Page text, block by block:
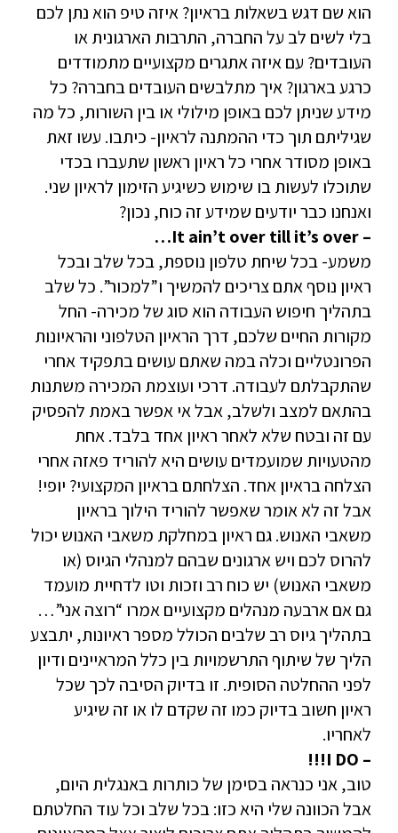
הוא שם דגש בשאלות בראיון? איזה טיפ הוא נתן לכם
בלי לשים לב על החברה, התרבות הארגונית או
העובדים? עם איזה אתגרים מקצועיים מתמודדים
כרגע בארגון? איך מתלבשים העובדים בחברה? כל
מידע שניתן לכם באופן מילולי או בין השורות, כל מה
שגיליתם תוך כדי ההמתנה לראיון- כיתבו. עשו זאת
באופן מסודר אחרי כל ראיון ראשון שתעברו בכדי
שתוכלו לעשות בו שימוש כשיגיע הזימון לראיון שני.
ואנחנו כבר יודעים שמידע זה כוח, נכון?
– It ain’t over till it’s over…
משמע- בכל שיחת טלפון נוספת, בכל שלב ובכל
ראיון נוסף אתם צריכים להמשיך ו”למכור”. כל שלב
בתהליך חיפוש העבודה הוא סוג של מכירה- החל
מקורות החיים שלכם, דרך הראיון הטלפוני והראיונות
הפרונטליים וכלה במה שאתם עושים בתפקיד אחרי
שהתקבלתם לעבודה. דרכי ועוצמת המכירה משתנות
בהתאם למצב ולשלב, אבל אי אפשר באמת להפסיק
עם זה ובטח שלא לאחר ראיון אחד בלבד. אחת
מהטעויות שמועמדים עושים היא להוריד פאזה אחרי
הצלחה בראיון אחד. הצלחתם בראיון המקצועי? יופי!
אבל זה לא אומר שאפשר להוריד הילוך בראיון
משאבי האנוש. גם ראיון במחלקת משאבי האנוש יכול
להרוס לכם ויש ארגונים שבהם למנהלי הגיוס (או
משאבי האנוש) יש כוח רב וזכות וטו לדחיית מועמד
גם אם ארבעה מנהלים מקצועיים אמרו “רוצה אני”…
בתהליך גיוס רב שלבים הכולל מספר ראיונות, יתבצע
הליך של שיתוף התרשמויות בין כלל המראיינים ודיון
לפני ההחלטה הסופית. זו בדיוק הסיבה לכך שכל
ראיון חשוב בדיוק כמו זה שקדם לו או זה שיגיע
לאחריו.
– I DO!!!
טוב, אני כנראה בסימן של כותרות באנגלית היום,
אבל הכוונה שלי היא כזו: בכל שלב וכל עוד החלטתם